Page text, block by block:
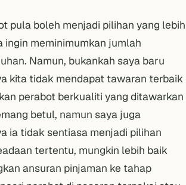
pula boleh menjadi pilihan yang lebih
ingin meminimumkan jumlah
Namun, bukankah saya baru
kita tidak mendapat tawaran terbaik
perabot berkualiti yang ditawarkan
betul, namun saya juga
ia tidak sentiasa menjadi pilihan
tertentu, mungkin lebih baik
ansuran pinjaman ke tahap